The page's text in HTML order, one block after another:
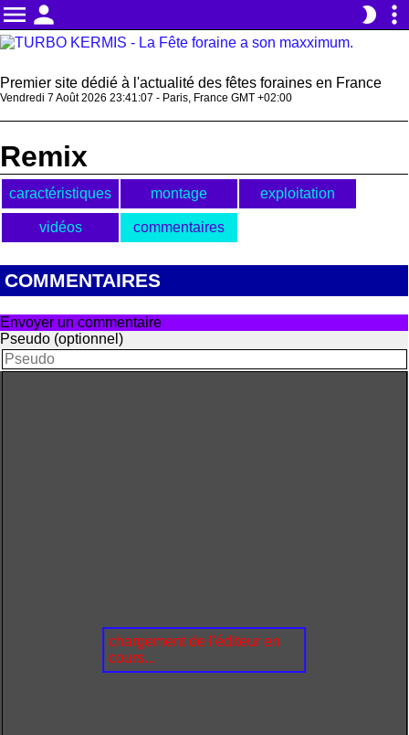
menu person brightness_2 more_vert
Premier site dédié à l'actualité des fêtes foraines en France
Vendredi 7 Août 2026 23:41:07 - Paris, France GMT +02:00
Remix
caractéristiques montage exploitation
vidéos commentaires
COMMENTAIRES
Envoyer un commentaire
Pseudo (optionnel)
chargement de l'éditeur en
cours...